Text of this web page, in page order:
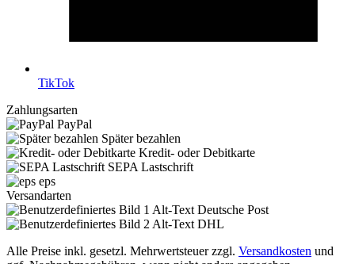
TikTok
Zahlungsarten
PayPal
Später bezahlen
Kredit- oder Debitkarte
SEPA Lastschrift
eps
Versandarten
Deutsche Post
DHL
Alle Preise inkl. gesetzl. Mehrwertsteuer zzgl. Versandkosten und